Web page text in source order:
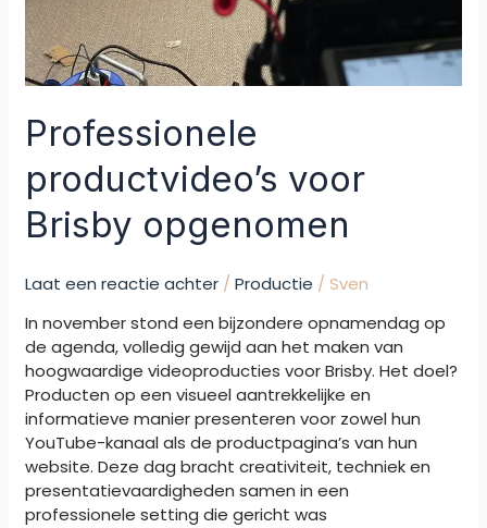
Professionele
productvideo’s voor
Brisby opgenomen
Laat een reactie achter /Productie /Sven
In november stond een bijzondere opnamendag op
de agenda, volledig gewijd aan het maken van
hoogwaardige videoproducties voor Brisby. Het doel?
Producten op een visueel aantrekkelijke en
informatieve manier presenteren voor zowel hun
YouTube-kanaal als de productpagina’s van hun
website. Deze dag bracht creativiteit, techniek en
presentatievaardigheden samen in een
professionele setting die gericht was